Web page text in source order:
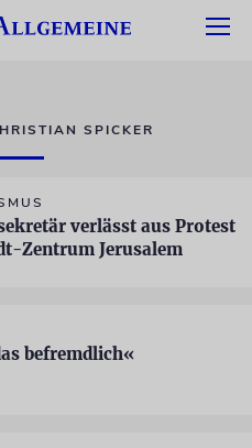
SPICKER
verlässt aus Protest
Zentrum Jerusalem
befremdlich«